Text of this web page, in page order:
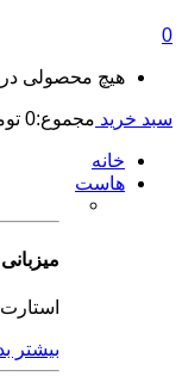
0
هیچ محصولی
سبد خرید مجموع:0
خانه
هاست
استارت قیمت
بیشتر